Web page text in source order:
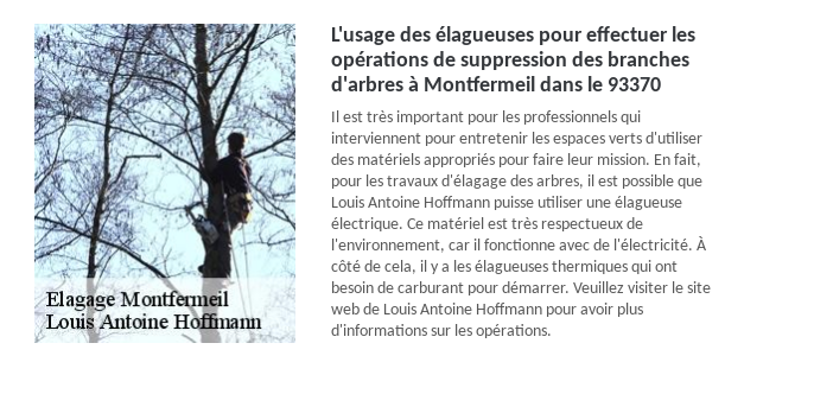
L'usage des élagueuses pour effectuer les
opérations de suppression des branches
d'arbres à Montfermeil dans le 93370
Il est très important pour les professionnels qui
interviennent pour entretenir les espaces verts d'utiliser
des matériels appropriés pour faire leur mission. En fait,
pour les travaux d'élagage des arbres, il est possible que
Louis Antoine Hoffmann puisse utiliser une élagueuse
électrique. Ce matériel est très respectueux de
l'environnement, car il fonctionne avec de l'électricité. À
côté de cela, il y a les élagueuses thermiques qui ont
besoin de carburant pour démarrer. Veuillez visiter le site
web de Louis Antoine Hoffmann pour avoir plus
d'informations sur les opérations.